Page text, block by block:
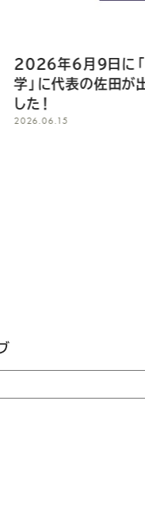
「軽井沢ラジオ大
が出演し放送されま